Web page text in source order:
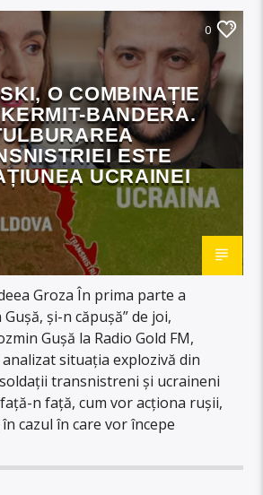
0
O COMBINAȚIE
BANDERA.
ESTE
UCRAINEI
Groza În prima parte a
și-n căpușă” de joi,
Gușă la Radio Gold FM,
situația explozivă din
transnistreni și ucraineni
n față, cum vor acționa rușii,
cazul în care vor începe